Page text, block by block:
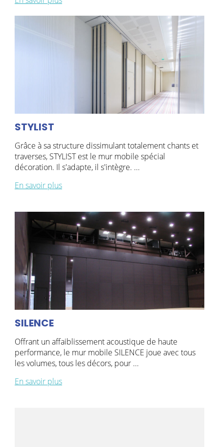
STYLIST
Grâce à sa structure dissimulant totalement chants et
traverses, STYLIST est le mur mobile spécial
décoration. Il s'adapte, il s'intègre. ...
En savoir plus
SILENCE
Offrant un affaiblissement acoustique de haute
performance, le mur mobile SILENCE joue avec tous
les volumes, tous les décors, pour ...
En savoir plus